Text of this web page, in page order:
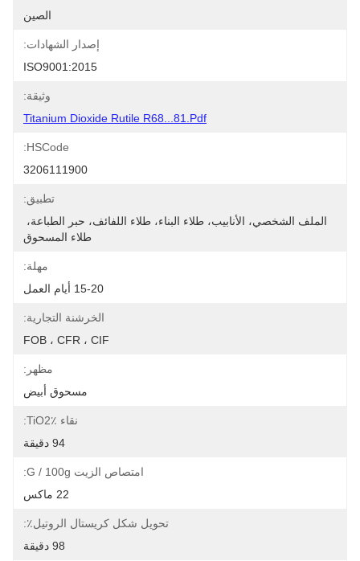
الصين
إصدار الشهادات:
ISO9001:2015
وثيقة:
Titanium Dioxide Rutile R68...81.pdf
HSCode:
3206111900
تطبيق:
طلاء المسحوق
مهلة:
15-20 أيام العمل
الخرشنة التجارية:
FOB ، CFR ، CIF
مظهر:
مسحوق أبيض
نقاء TiO2٪:
94 دقيقة
امتصاص الزيت G / 100g:
22 ماكس
تحويل شكل كريستال الروتيل٪:
98 دقيقة